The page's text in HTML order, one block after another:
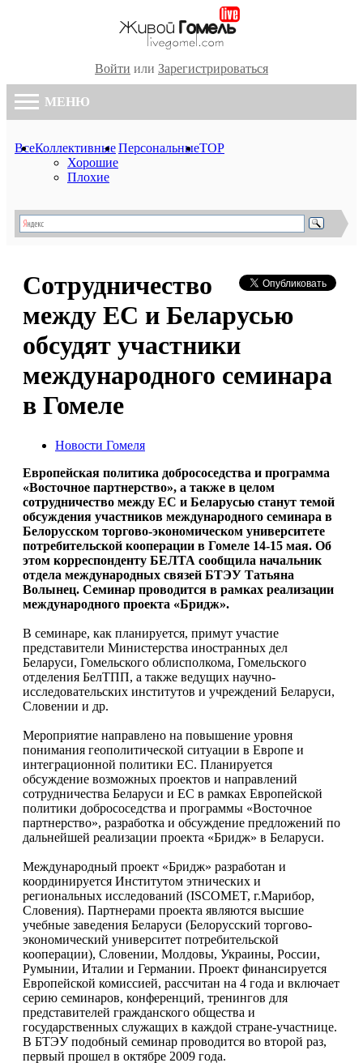
Войти или Зарегистрироваться
МЕНЮ
ВсеКоллективные
Хорошие
Плохие
ПерсональныеTOP
Сотрудничество
между ЕС и Беларусью
обсудят участники
международного семинара
в Гомеле
Новости Гомеля
Европейская политика добрососедства и программа
«Восточное партнерство», а также в целом
сотрудничество между ЕС и Беларусью станут темой
обсуждения участников международного семинара в
Белорусском торгово-экономическом университете
потребительской кооперации в Гомеле 14-15 мая. Об
этом корреспонденту БЕЛТА сообщила начальник
отдела международных связей БТЭУ Татьяна
Волынец. Семинар проводится в рамках реализации
международного проекта «Бридж».
В семинаре, как планируется, примут участие
представители Министерства иностранных дел
Беларуси, Гомельского облисполкома, Гомельского
отделения БелТПП, а также ведущих научно-
исследовательских институтов и учреждений Беларуси,
Словении и др.
Мероприятие направлено на повышение уровня
понимания геополитической ситуации в Европе и
интеграционной политики ЕС. Планируется
обсуждение возможных проектов и направлений
сотрудничества Беларуси и ЕС в рамках Европейской
политики добрососедства и программы «Восточное
партнерство», разработка и обсуждение предложений по
дальнейшей реализации проекта «Бридж» в Беларуси.
Международный проект «Бридж» разработан и
координируется Институтом этнических и
региональных исследований (ISCOMET, г.Марибор,
Словения). Партнерами проекта являются высшие
учебные заведения Беларуси (Белорусский торгово-
экономический университет потребительской
кооперации), Словении, Молдовы, Украины, России,
Румынии, Италии и Германии. Проект финансируется
Европейской комиссией, рассчитан на 4 года и включает
серию семинаров, конференций, тренингов для
представителей гражданского общества и
государственных служащих в каждой стране-участнице.
В БТЭУ подобный семинар проводится во второй раз,
первый прошел в октябре 2009 года.